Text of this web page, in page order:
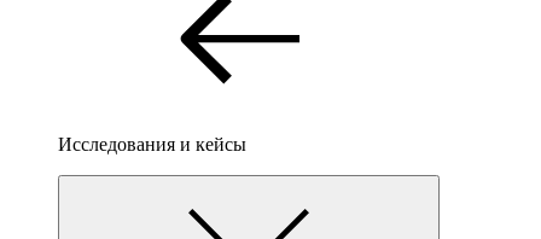
Исследования и кейсы